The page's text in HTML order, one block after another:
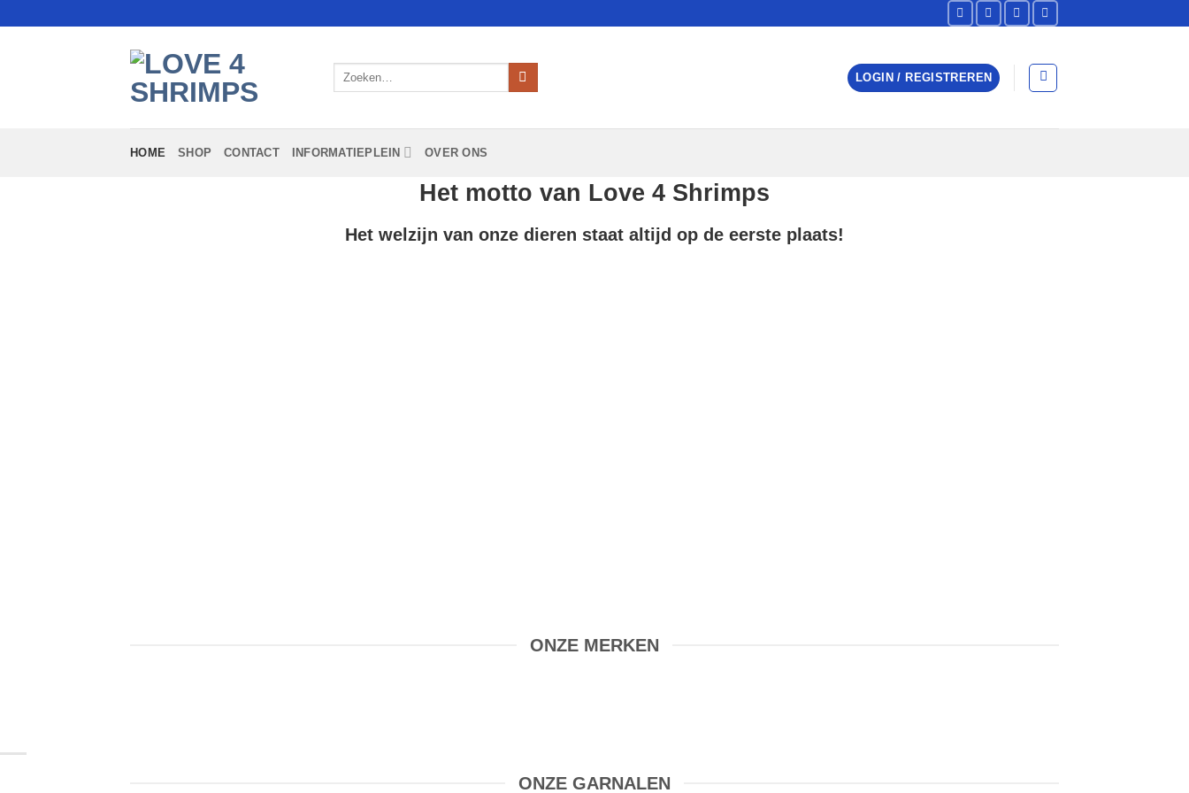
Zoeken
LOGIN / REGISTREREN
HOME SHOP CONTACT INFORMATIEPLEIN OVER ONS
Het motto van Love 4 Shrimps
Het welzijn van onze dieren staat altijd op de eerste plaats!
ONZE MERKEN
ONZE GARNALEN